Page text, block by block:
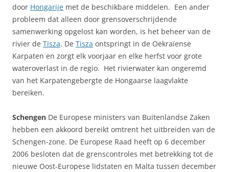
door Hongarije met de beschikbare middelen. Een ander
probleem dat alleen door grensoverschrijdende
samenwerking opgelost kan worden, is het beheer van de
rivier de Tisza. De Tisza ontspringt in de Oekraïense
Karpaten en zorgt elk voorjaar en elke herfst voor grote
wateroverlast in de regio. Het rivierwater kan ongeremd
van het Karpatengebergte de Hongaarse laagvlakte
bereiken.
Schengen De Europese ministers van Buitenlandse Zaken
hebben een akkoord bereikt omtrent het uitbreiden van de
Schengen-zone. De Europese Raad heeft op 6 december
2006 besloten dat de grenscontroles met betrekking tot de
nieuwe Oost-Europese lidstaten en Malta tussen december